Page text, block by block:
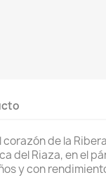
de la
del Riaza, en el
y con